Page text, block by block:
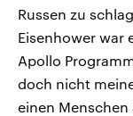
Russen zu
Eisenhower war
Apollo
doch nicht
einen Menschen